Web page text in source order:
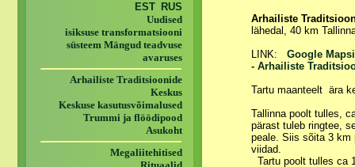
Arhailiste
lähedal, 40 km
LINK: Google
- Arhailiste
Tartu maanteelt ära
Tallinna poolt tulles,
pärast tuleb ringtee,
peale. Siis sõita 3 km
viidad.
Tartu poolt tulles ca
EST RUS
Uudised
isiksuse transformatsiooni
süsteem Mängud teadvuse
avaruses
Arhailiste Traditsioonide
Keskus
Keskuse kasutusvõimalused
Trummi ja flöödipood
Asukoht
Megaliitehitised